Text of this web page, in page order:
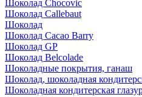
Шоколад Chocovic
Шоколад Callebaut
Шоколад
Шоколад Cacao Barry
Шоколад GP
Шоколад Belcolade
Шоколадные покрытия, ганаш
Шоколад, шоколадная
Шоколадная кондитерская